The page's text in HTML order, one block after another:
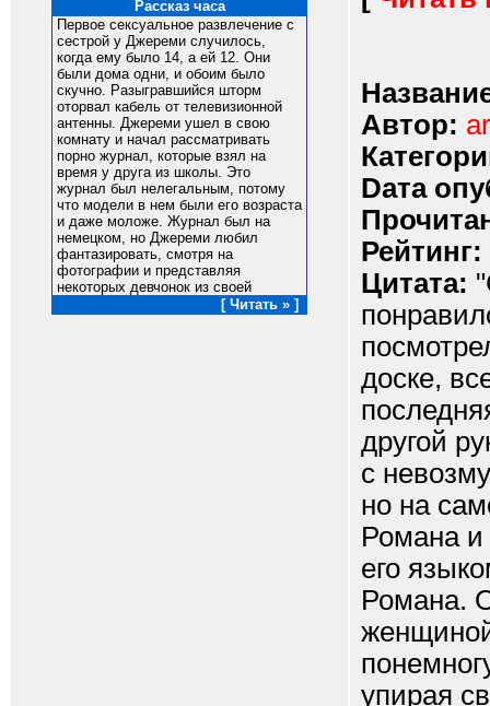
Рассказ часа
Первое сексуальное развлечение с
сестрой у Джереми случилось,
когда ему было 14, а ей 12. Они
были дома одни, и обоим было
скучно. Разыгравшийся шторм
оторвал кабель от телевизионной
антенны. Джереми ушел в свою
комнату и начал рассматривать
порно журнал, которые взял на
время у друга из школы. Это
журнал был нелегальным, потому
что модели в нем были его возраста
и даже моложе. Журнал был на
немецком, но Джереми любил
фантазировать, смотря на
фотографии и представляя
некоторых девчонок из своей
[ Читать » ]
Автор: ar
Dата
Рейтинг:
Цитата:
доске,
другой
с
но на
Романа и
его
Романа.
упирая